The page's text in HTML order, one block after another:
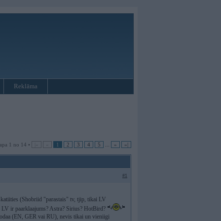
Reklāma
1 no 14 • |« « 1 2 3 4 5 » »|
#1
(Shobriid "parastais" tv, tjip, tikai LV
ir paarklaajums? Astra? Sirius? HotBird?
(EN, GER vai RU), nevis tikai un vieniigi